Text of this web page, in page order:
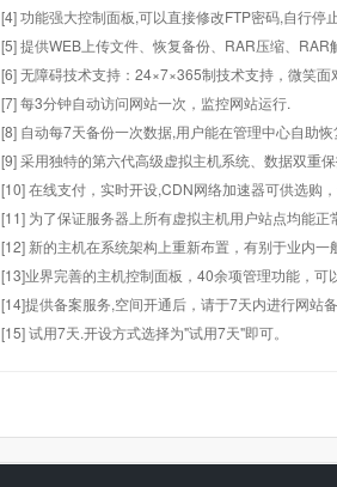
[4] 功能强大控制面板,可以直接修改FTP密码,自行停
[5] 提供WEB上传文件、恢复备份、RAR压缩、
[6] 无障碍技术支持：24×7×365制技术支持，微笑面
[7] 每3分钟自动访问网站一次，监控网站运行.
[8] 自动每7天备份一次数据,用户能在管理中心自助
[9] 采用独特的第六代高级虚拟主机系统、数据双重
[10] 在线支付，实时开设,CDN网络加速器可供选购
[11] 为了保证服务器上所有虚拟主机用户站点均能
[12] 新的主机在系统架构上重新布置，有别于业内
[13]业界完善的主机控制面板，40余项管理功能，可
[14]提供备案服务,空间开通后，请于7天内进行网站备
[15] 试用7天.开设方式选择为"试用7天"即可。